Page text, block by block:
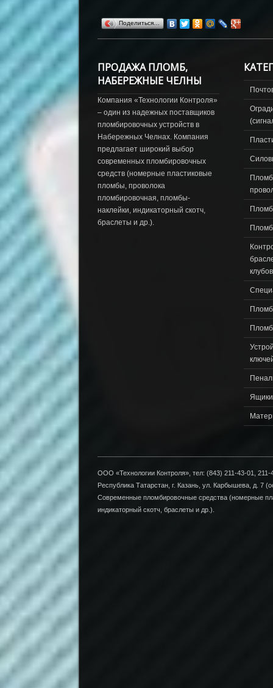
Поделиться…
ПРОДАЖА ПЛОМБ,
НАБЕРЕЖНЫЕ ЧЕЛНЫ
Компания «Технологии Контроля»
– один из надежных поставщиков
пломбировочных устройств в
Набережных Челнах. Компания
предлагает широкий выбор
современных пломбировочных
средств (номерные пластиковые
пломбы, проволока
пломбировочная, пломбы-
наклейки, индикаторный скотч,
браслеты и др.).
ООО «Технологии Контроля», тел: (843) 211-43-01,
Республика Татарстан, г. Казань, ул. Карбышева, д. 7
Современные пломбировочные средства (номерные
индикаторный скотч, браслеты и др.).